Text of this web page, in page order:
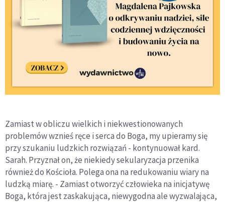
Zamiast w obliczu wielkich i niekwestionowanych
problemów wznieś ręce i serca do Boga, my upieramy się
przy szukaniu ludzkich rozwiązań - kontynuował kard.
Sarah. Przyznał on, że niekiedy sekularyzacja przenika
również do Kościoła. Polega ona na redukowaniu wiary na
ludzką miarę. - Zamiast otworzyć człowieka na inicjatywę
Boga, która jest zaskakująca, niewygodna ale wyzwalająca,